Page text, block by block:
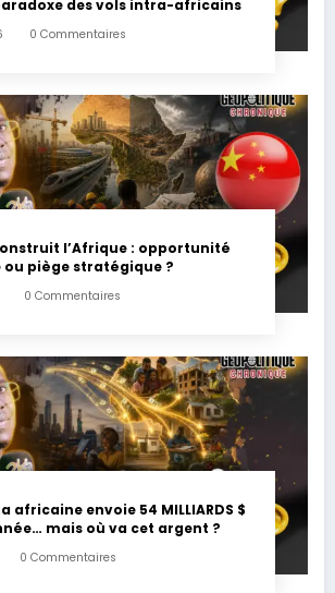
des vols intra-africains
0 Commentaires
l’Afrique : opportunité
piège stratégique ?
0 Commentaires
africaine envoie 54 MILLIARDS $
mais où va cet argent ?
0 Commentaires